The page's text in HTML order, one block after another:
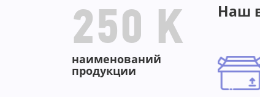
250 K
наименований
продукции
Наш